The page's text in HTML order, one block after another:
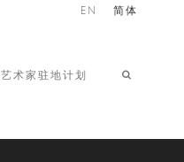
艺术家驻地计划
EN 简体